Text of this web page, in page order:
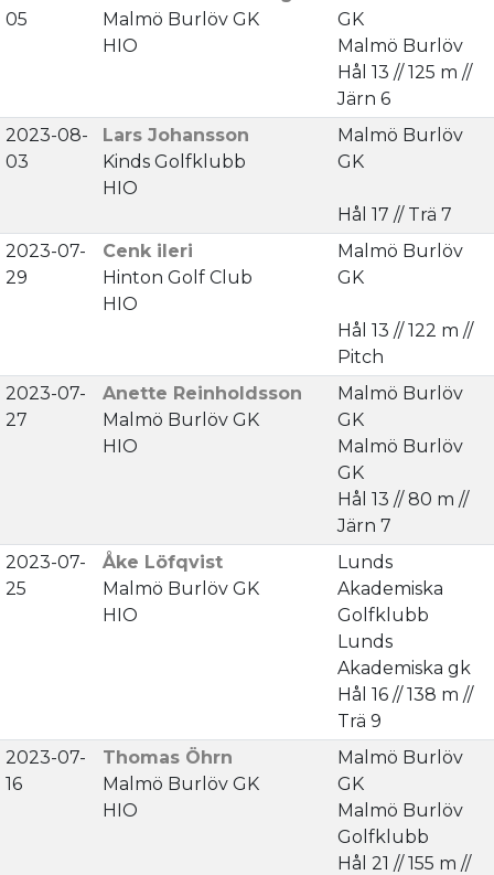
05
Malmö Burlöv GK
HIO
GK
Malmö Burlöv
Hål 13 // 125 m //
Järn 6
2023-08-
03
Lars Johansson
Kinds Golfklubb
HIO
Malmö Burlöv
GK
Hål 17 // Trä 7
2023-07-
29
Cenk ileri
Hinton Golf Club
HIO
Malmö Burlöv
GK
Hål 13 // 122 m //
Pitch
2023-07-
27
Anette Reinholdsson
Malmö Burlöv GK
HIO
Malmö Burlöv
GK
Malmö Burlöv
GK
Hål 13 // 80 m //
Järn 7
2023-07-
25
Åke Löfqvist
Malmö Burlöv GK
HIO
Lunds
Akademiska
Golfklubb
Lunds
Akademiska gk
Hål 16 // 138 m //
Trä 9
2023-07-
16
Thomas Öhrn
Malmö Burlöv GK
HIO
Malmö Burlöv
GK
Malmö Burlöv
Golfklubb
Hål 21 // 155 m //